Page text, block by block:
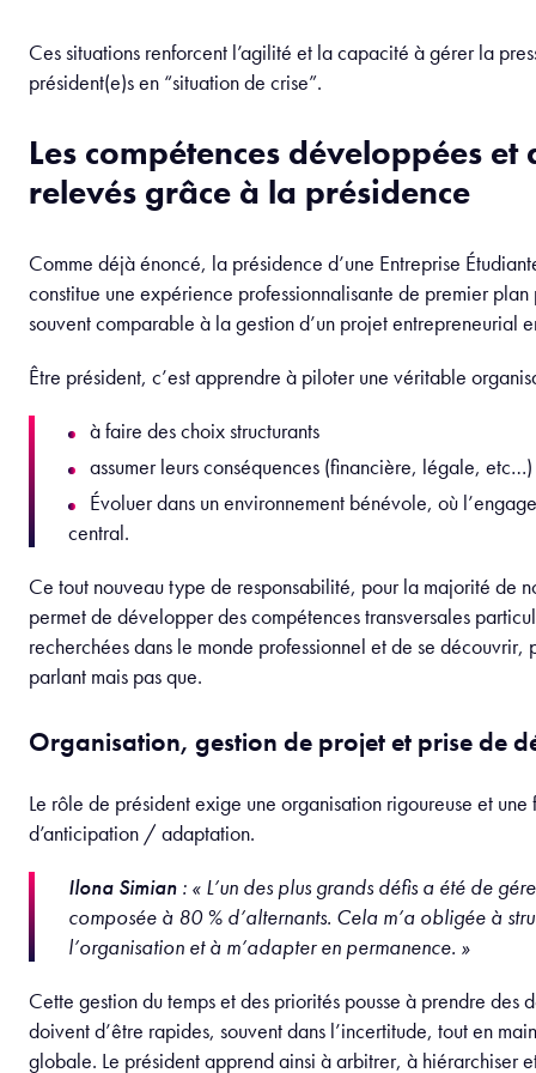
Représenter l’association et assurer sa
Le président est aussi le garant du respect des statuts légaux
associations en France), des valeurs (l’éthique de
de trésorerie (avec son Trésorier) et des engagements pris en
Il représente (avec son trésorier) légalement l’association
partenaires extérieurs et de la loi, parfois sur des projets
mythique du Grand REX)
Aide Mondialeavec les voyages humanitaires (plus
parrainés dans 4 pays d’actions : Bénin, Tanzanie,
LeBureau des sports
Cosmopolavec son Cosmo’Trip (un voyage tout
découvrir la culture internationale à 25 de nos étudiants)
Déli-sphère
avec leur Deli-TOP Chef (un tout nouvel
nos entreprises étudiantes dans ce concours de cuisines)
Et le
BDE
avec le Festival la Dream (plu de 100 000
soirée d’intégration (avec 400 de nos étudiants pour
et le Gala de fin d’année (dans des salles prestigieuses
cocktail d’entrée et une remise de prix de l’engagement)
Anticiper, décider et gérer les imprévus et les
Gestion de conflits, manque de ressources, panique… Les
manager en entreprise.
Mattis Capron, président du BDE Phoenix 2025 – 2026, qui